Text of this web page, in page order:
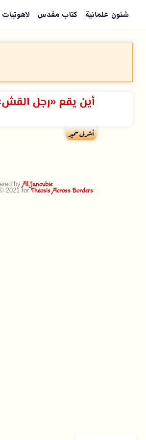
شئون علمانية كتاب مقدس لاهوتيات
أين يقع «رجل
أشرف سمير
byAl.Janoubie
2021 forTheosis Across Borders